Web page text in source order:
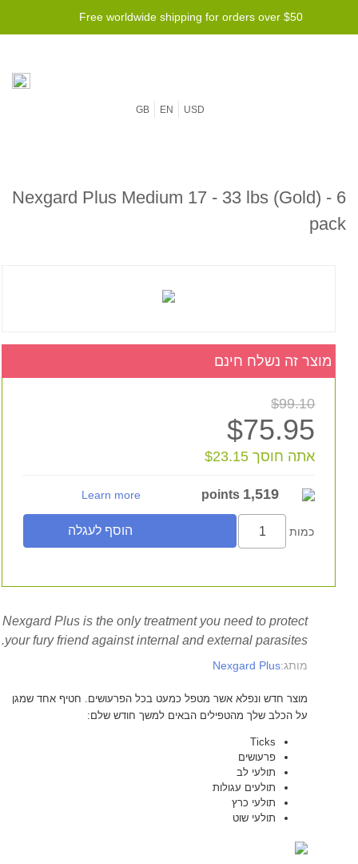
Free worldwide shipping for orders over $50
GB EN USD
Nexgard Plus Medium 17 - 33 lbs (Gold) - 6
pack
מוצר זה נשלח חינם
$99.10
$75.95
אתה חוסך $23.15
1,519
Learn more
כמות
Nexgard Plus is the only treatment you need to protect
your fury friend against internal and external parasites.
מותג:Nexgard Plus
מוצר חדש ונפלא אשר מטפל כמעט בכל הפרעושים. חטיף אחד שמגן
על הכלב שלך מהטפילים הבאים למשך חודש שלם:
Ticks
פרעושים
תולעי לב
תולעים עגולות
תולעי כרץ
תולעי שוט